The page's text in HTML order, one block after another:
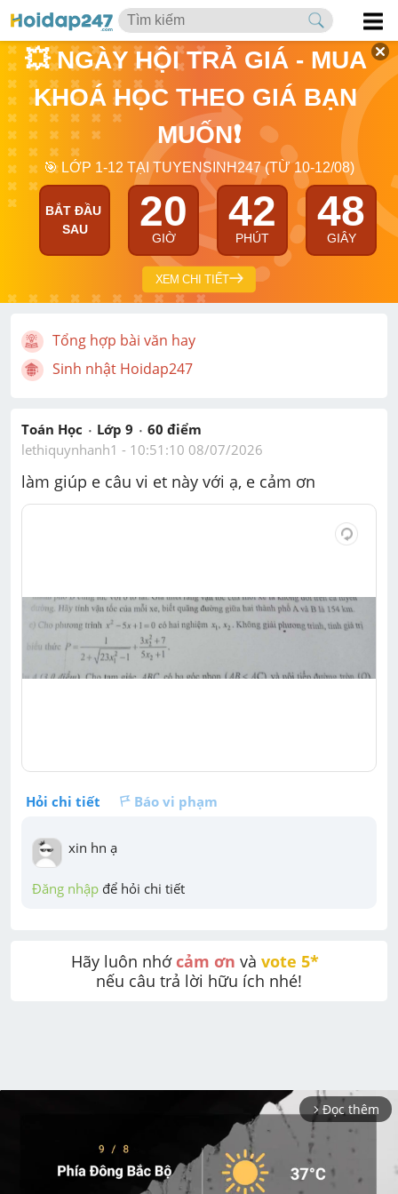
💥 NGÀY HỘI TRẢ GIÁ - MUA
KHOÁ HỌC THEO GIÁ BẠN
MUỐN❗
🎯 LỚP 1-12 TẠI TUYENSINH247 (TỪ 10-12/08)
BẮT ĐẦU
SAU
20
GIỜ
42
PHÚT
47
GIÂY
XEM CHI TIẾT
Tổng hợp bài văn hay
Sinh nhật Hoidap247
Toán Học Lớp 9 60 điểm
lethiquynhanh1 - 10:51:10 08/07/2026
làm giúp e câu vi et này với ạ, e cảm ơn
Hỏi chi tiết Báo vi phạm
xin hn ạ
Đăng nhập để hỏi chi tiết
Hãy luôn nhớ cảm ơn và vote 5*
nếu câu trả lời hữu ích nhé!
arrow_forward_ios Đọc thêm